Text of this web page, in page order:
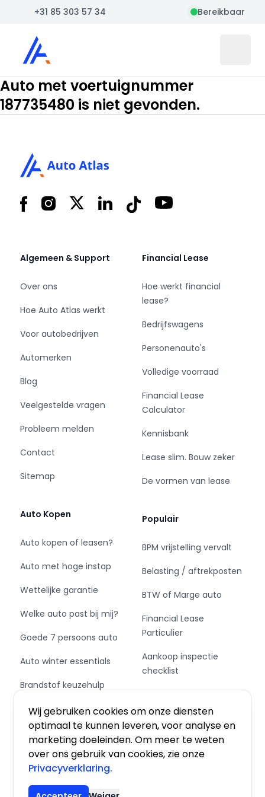
Wij gebruiken cookies om onze diensten
optimaal te kunnen leveren, voor analyse en
marketing doeleinden. Om meer te weten
over ons gebruik van cookies, zie onze
Privacyverklaring.
+31 85 303 57 34 Bereikbaar
Auto Atlas
Auto met voertuignummer
187735480 is niet gevonden.
FacebookInstagram
X LinkedInTiktok YouTube
Algemeen & Support
Over ons
Hoe Auto Atlas werkt
Voor autobedrijven
Automerken
Blog
Veelgestelde vragen
Probleem melden
Contact
Sitemap
Auto Kopen
Auto kopen of leasen?
Auto met hoge instap
Wettelijke garantie
Welke auto past bij mij?
Goede 7 persoons auto
Auto winter essentials
Brandstof keuzehulp
Schakel of automaat?
Financial Lease
Hoe werkt financial
lease?
Bedrijfswagens
Personenauto's
Volledige voorraad
Financial Lease
Calculator
Kennisbank
Lease slim. Bouw zeker
De vormen van lease
Populair
BPM vrijstelling vervalt
Belasting / aftrekposten
BTW of Marge auto
Financial Lease
Particulier
Aankoop inspectie
checklist
Private Leasen,
Financieren of Kopen?